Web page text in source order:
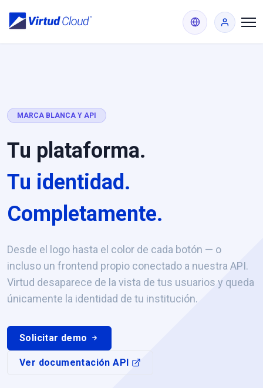
MARCA BLANCA Y API
Tu plataforma.
Tu identidad.
Completamente.
Desde el logo hasta el color de cada botón — o
incluso un frontend propio conectado a nuestra API.
Virtud desaparece de la vista de tus usuarios y queda
únicamente la identidad de tu institución.
Solicitar demo
Ver documentación API